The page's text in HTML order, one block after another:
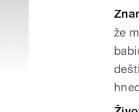
že